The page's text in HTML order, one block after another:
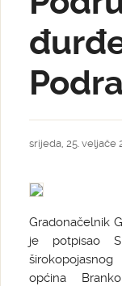
srijeda, 25. veljače
Gradonačelnik
je potpisao
općina